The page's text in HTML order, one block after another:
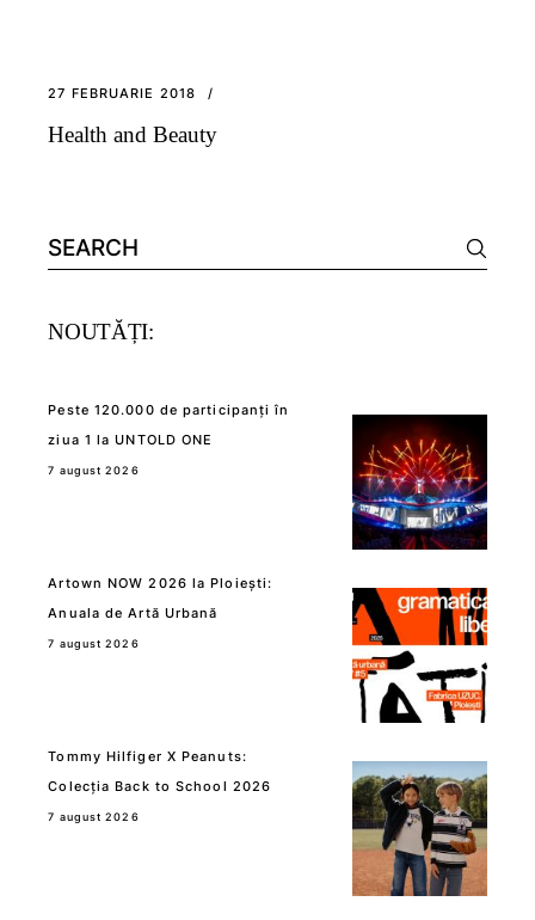
27 FEBRUARIE 2018
Health and Beauty
Search
for:
NOUTĂȚI:
Peste 120.000 de participanți în
ziua 1 la UNTOLD ONE
7 august 2026
Artown NOW 2026 la Ploiești:
Anuala de Artă Urbană
7 august 2026
Tommy Hilfiger X Peanuts:
Colecția Back to School 2026
7 august 2026